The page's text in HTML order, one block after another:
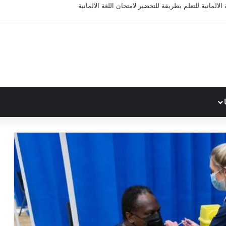
للتعلم بطريقة للتحضير لامتحان اللغة الالمانية